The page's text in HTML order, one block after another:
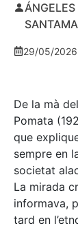
29/05/2026
De la mà
Pomata
que
sempre en
societat
La mirada
informava,
tard en